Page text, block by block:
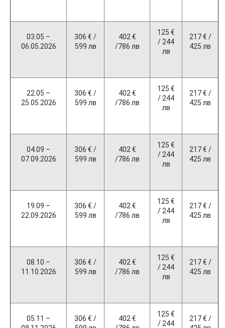
03.05 –
06.05.2026
306 € /
599 лв
402 €
/786 лв
125 €
/ 244
лв
217 € /
425 лв
22.05 –
25.05.2026
306 € /
599 лв
402 €
/786 лв
125 €
/ 244
лв
217 € /
425 лв
04.09 –
07.09.2026
306 € /
599 лв
402 €
/786 лв
125 €
/ 244
лв
217 € /
425 лв
19.09 –
22.09.2026
306 € /
599 лв
402 €
/786 лв
125 €
/ 244
лв
217 € /
425 лв
08.10 –
11.10.2026
306 € /
599 лв
402 €
/786 лв
125 €
/ 244
лв
217 € /
425 лв
05.11 –
306 € /
402 €
125 €
/ 244
217 € /